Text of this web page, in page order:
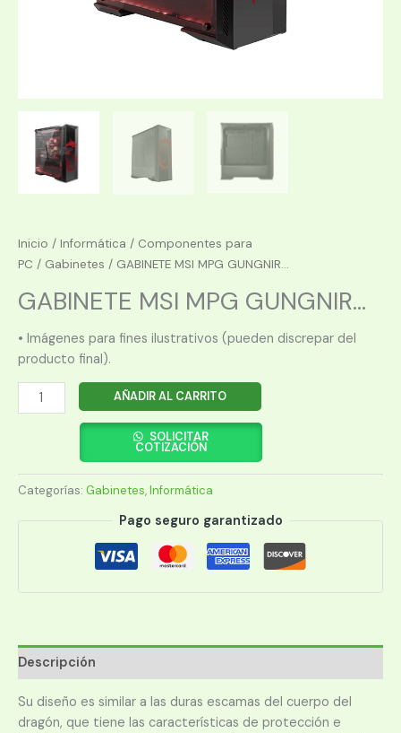
Inicio / Informática / Componentes para
PC / Gabinetes / GABINETE MSI MPG GUNGNIR...
GABINETE MSI MPG GUNGNIR...
• Imágenes para fines ilustrativos (pueden discrepar del
producto final).
GABINETE
MSI
100D
GAMING
AÑADIR AL CARRITO
SOLICITAR
COTIZACIÓN
Categorías: Gabinetes,Informática
Pago seguro garantizado
Descripción
Su diseño es similar a las duras escamas del cuerpo del
dragón, que tiene las características de protección e